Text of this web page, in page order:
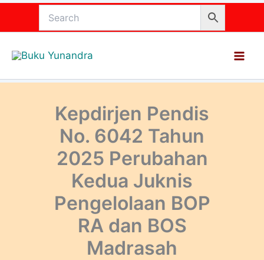
Kepdirjen Pendis
No. 6042 Tahun
2025 Perubahan
Kedua Juknis
Pengelolaan BOP
RA dan BOS
Madrasah